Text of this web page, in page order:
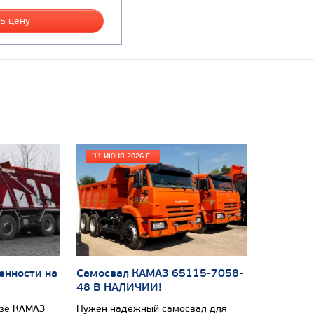
цену
на
КАМАЗ
11 ИЮНЯ 2026 Г.
Самосвал КАМАЗ 65115-7058-
48 В НАЛИЧИИ!
Нужен надежный самосвал для